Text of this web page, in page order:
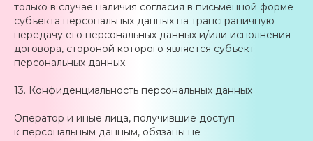
только в случае наличия согласия в письменной форме
субъекта персональных данных на трансграничную
передачу его персональных данных и/или исполнения
договора, стороной которого является субъект
персональных данных.
13. Конфиденциальность персональных данных
Оператор и иные лица, получившие доступ
к персональным данным, обязаны не